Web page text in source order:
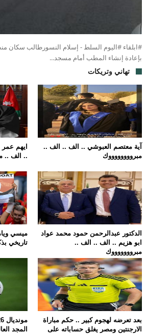
#ابلقاء #اليوم السلط - إسلام النسورطالب سكان
بإعادة إنشاء المطب أمام مسجد...
تهاني وتريكات
ايهم
.. الف ..
آية معتصم العبوشي .. الف .. الف ..
مبرووووووووك
ميسي
تاريخي
الدكتور عبدالرحمن حمود محمد عواد
ابو هزيم .. الف .. الف ..
مبروووووووك
المجد
بعد تعرضه لهجوم كبير .. حكم مباراة
الارجنتين ومصر يغلق حساباته على